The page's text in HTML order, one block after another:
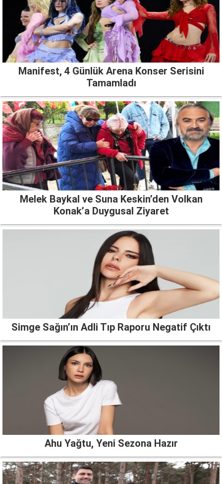
Manifest, 4 Günlük Arena Konser Serisini
Tamamladı
Melek Baykal ve Suna Keskin’den Volkan
Konak’a Duygusal Ziyaret
Simge Sağın’ın Adli Tıp Raporu Negatif Çıktı
Ahu Yağtu, Yeni Sezona Hazır